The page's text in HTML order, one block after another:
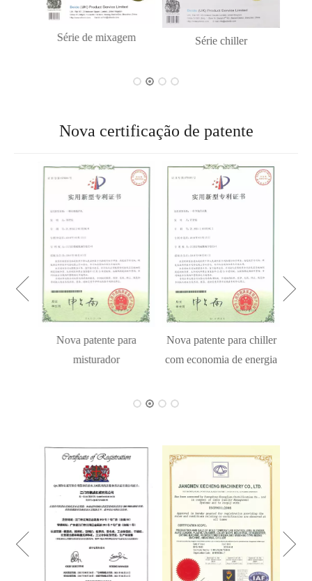
Série de mixagem Série chiller
Nova certificação de patente
Nova patente para
misturador
Nova patente para chiller
com economia de energia